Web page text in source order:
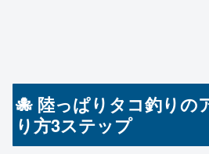
🐙 陸っぱりタコ釣りの
り方3ステップ